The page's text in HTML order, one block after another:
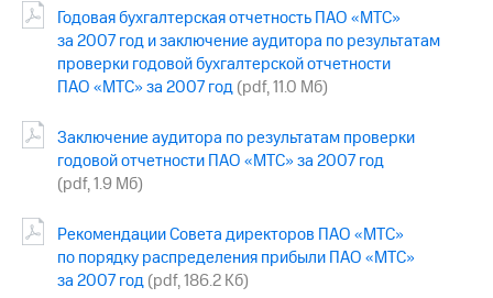
и акционерам
Корпоративное
управление
Корпоративный
Раскрытие
информации
Информация
акционерам
ПАО
"МТС"
Собрания
Годовая бухгалтерская отчетность ПАО «МТС»
за 2007 год и заключение аудитора по результатам
проверки годовой бухгалтерской отчетности
ПАО «МТС» за 2007 год(pdf, 11.0 Мб)
Заключение аудитора по результатам проверки
годовой отчетности ПАО «МТС» за 2007 год
(pdf, 1.9 Мб)
Рекомендации Совета директоров ПАО «МТС»
по порядку распределения прибыли ПАО «МТС»
за 2007 год(pdf, 186.2 Кб)